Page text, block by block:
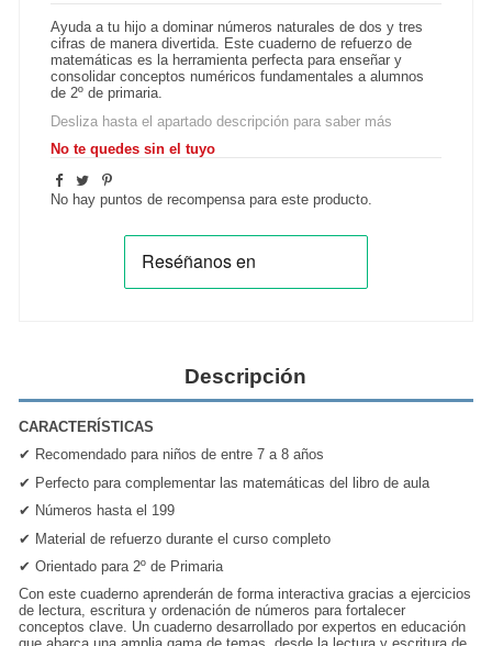
Ayuda a tu hijo a dominar números naturales de dos y tres
cifras de manera divertida. Este cuaderno de refuerzo de
matemáticas es la herramienta perfecta para enseñar y
consolidar conceptos numéricos fundamentales a alumnos
de 2º de primaria.
Desliza hasta el apartado descripción para saber más
No te quedes sin el tuyo
No hay puntos de recompensa para este producto.
Descripción
CARACTERÍSTICAS
✔ Recomendado para niños de entre 7 a 8 años
✔ Perfecto para complementar las matemáticas del libro de aula
✔ Números hasta el 199
✔ Material de refuerzo durante el curso completo
✔ Orientado para 2º de Primaria
Con este cuaderno aprenderán de forma interactiva gracias a ejercicios
de lectura, escritura y ordenación de números para fortalecer
conceptos clave. Un cuaderno desarrollado por expertos en educación